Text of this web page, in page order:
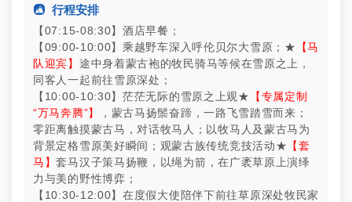
 行程安排
【07:15-08:30】酒店早餐；
【09:00-10:00】乘越野车深入呼伦贝尔大雪原；★
【马
队迎宾】 途中身着蒙古袍的牧民骑马等候在雪原之上，
同客人一起前往雪原深处；
【10:00-10:30】茫茫无际的雪原之上观★
【专属定制
“万马奔腾”】
，蒙古马扬鬃奋蹄，一路飞雪踏雪而来；
零距离触摸蒙古马，对话牧马人；以牧马人及蒙古马为
背景定格雪原美好瞬间；观蒙古族传统竞技活动★ 【套
马】套马汉子策马扬鞭，以绳为箭，在广袤草原上演绎
力与美的野性博弈；
【10:30-12:00】在度假大使陪伴下前往草原深处牧民家